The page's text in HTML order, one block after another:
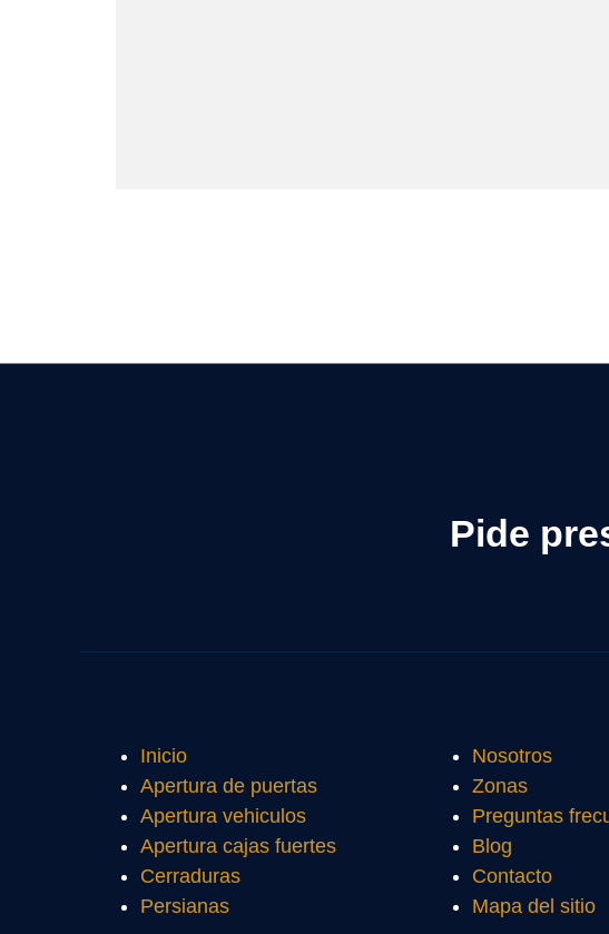
Pide
Inicio
Apertura de puertas
Apertura vehiculos
Apertura cajas fuertes
Cerraduras
Persianas
Nosotros
Zonas
Preguntas
Blog
Contacto
Mapa del sitio